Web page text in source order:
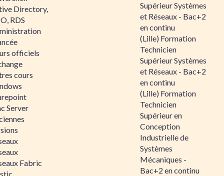
Directory,
RDS
officiels
cours
Server
Fabric
Supérieur Systèmes
et Réseaux - Bac+2
en continu
(Lille) Formation
Technicien
Supérieur Systèmes
et Réseaux - Bac+2
en continu
(Lille) Formation
Technicien
Supérieur en
Conception
Industrielle de
Systèmes
Mécaniques -
Bac+2 en continu